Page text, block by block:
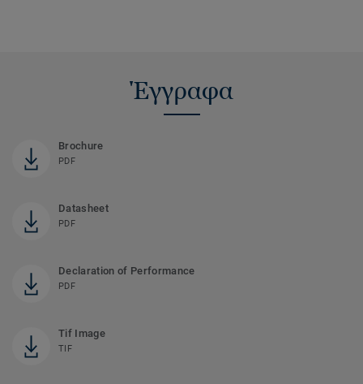
Έγγραφα
Brochure
PDF
Datasheet
PDF
Declaration of Performance
PDF
Tif Image
TIF